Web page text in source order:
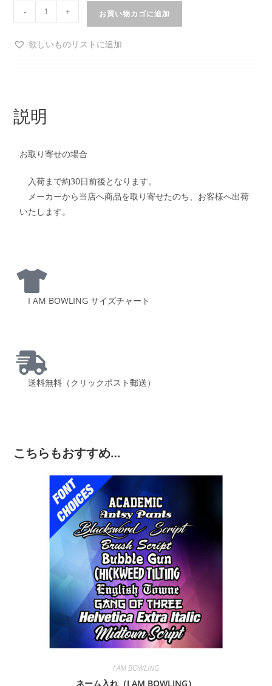
- + お買い物カゴに追加
欲しいものリストに追加
説明
お取り寄せの場合
入荷まで約30日前後となります。
メーカーから当店へ商品を取り寄せたのち、お客様へ出荷
いたします。
I AM BOWLING サイズチャート
送料無料（クリックポスト郵送）
こちらもおすすめ…
I AM BOWLING
ネーム入れ（I AM BOWLING）